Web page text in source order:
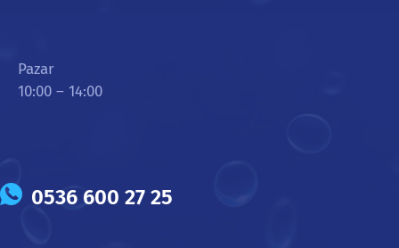
Pazar
10:00 – 14:00
0536 600 27 25